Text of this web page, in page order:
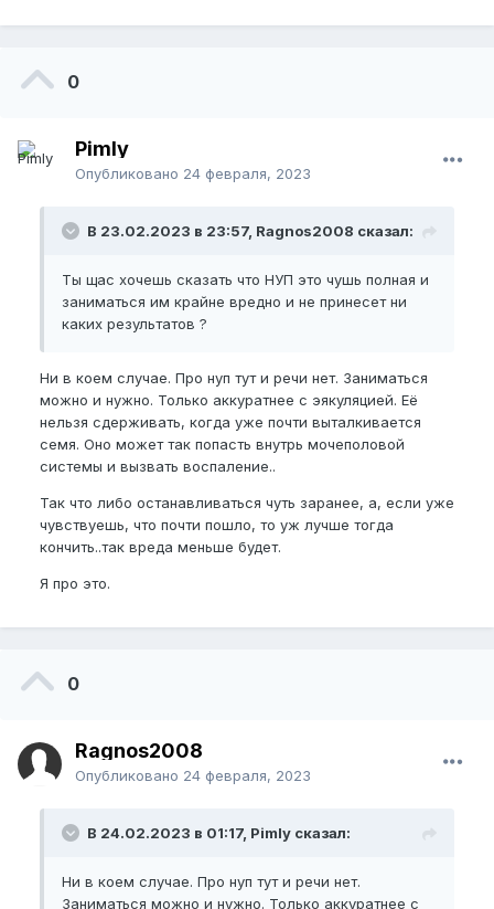
0
Pimly
Опубликовано 24 февраля, 2023
В 23.02.2023 в 23:57, Ragnos2008 сказал:
Ты щас хочешь сказать что НУП это чушь полная и
заниматься им крайне вредно и не принесет ни
каких результатов ?
Ни в коем случае. Про нуп тут и речи нет. Заниматься
можно и нужно. Только аккуратнее с эякуляцией. Еë
нельзя сдерживать, когда уже почти выталкивается
семя. Оно может так попасть внутрь мочеполовой
системы и вызвать воспаление..
Так что либо останавливаться чуть заранее, а, если уже
чувствуешь, что почти пошло, то уж лучше тогда
кончить..так вреда меньше будет.
Я про это.
0
Ragnos2008
Опубликовано 24 февраля, 2023
В 24.02.2023 в 01:17, Pimly сказал:
Ни в коем случае. Про нуп тут и речи нет.
Заниматься можно и нужно. Только аккуратнее с